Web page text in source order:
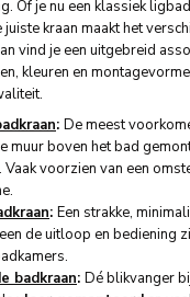
Of je nu een klassiek
juiste kraan maakt het
vind je een uitgebreid
kleuren en
: De meest
muur boven het bad
voorzien van een
: Een strakke,
de uitloop en bediening
badkraan: Dé blikvanger